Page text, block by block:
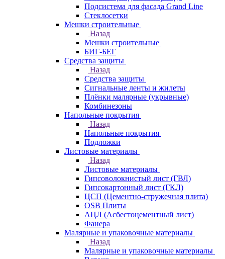
Подсистема для фасада Grand Line
Стеклосетки
Мешки строительные
Назад
Мешки строительные
БИГ-БЕГ
Средства защиты
Назад
Средства защиты
Сигнальные ленты и жилеты
Плёнки малярные (укрывные)
Комбинезоны
Напольные покрытия
Назад
Напольные покрытия
Подложки
Листовые материалы
Назад
Листовые материалы
Гипсоволокнистый лист (ГВЛ)
Гипсокартонный лист (ГКЛ)
ЦСП (Цементно-стружечная плита)
OSB Плиты
АЦЛ (Асбестоцементный лист)
Фанера
Малярные и упаковочные материалы
Назад
Малярные и упаковочные материалы